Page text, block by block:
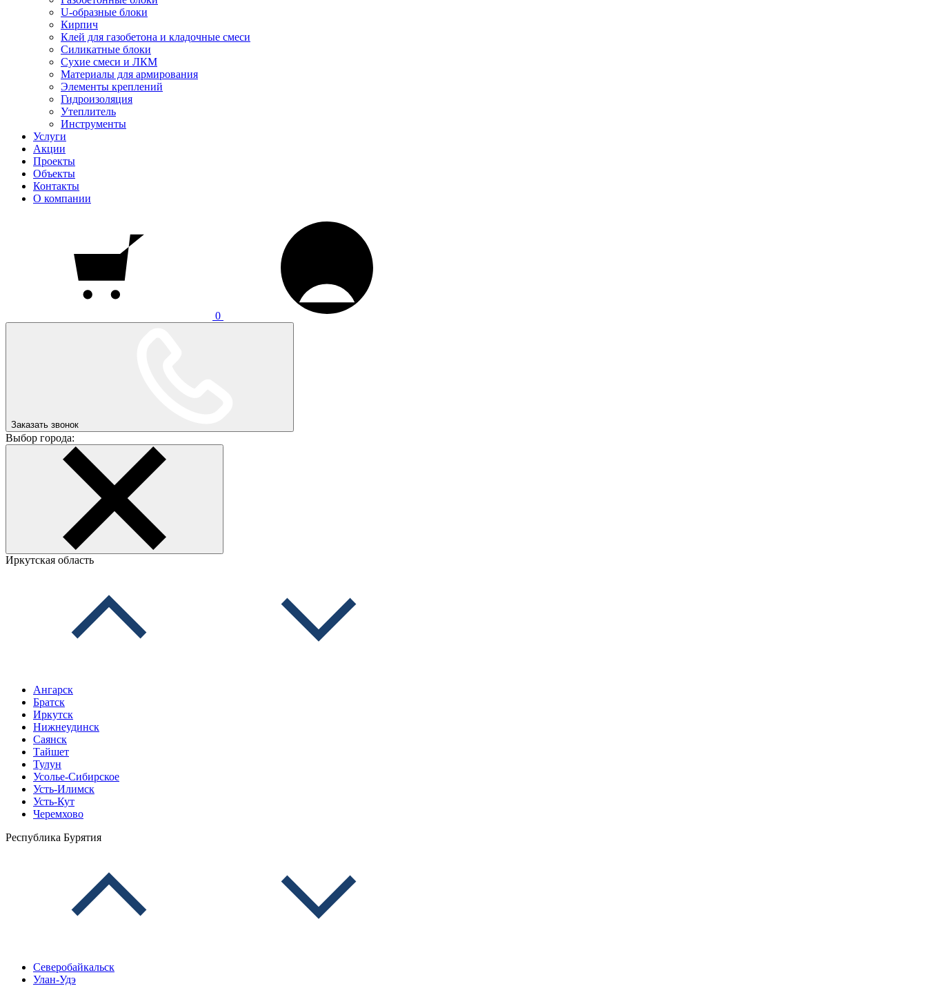
U-образные блоки
Кирпич
Клей для газобетона и кладочные смеси
Силикатные блоки
Сухие смеси и ЛКМ
Материалы для армирования
Элементы креплений
Гидроизоляция
Утеплитель
Инструменты
Услуги
Акции
Проекты
Объекты
Контакты
О компании
0
Заказать звонок
Выбор города:
Иркутская область
Ангарск
Братск
Иркутск
Нижнеудинск
Саянск
Тайшет
Тулун
Усолье-Сибирское
Усть-Илимск
Усть-Кут
Черемхово
Республика Бурятия
Северобайкальск
Улан-Удэ